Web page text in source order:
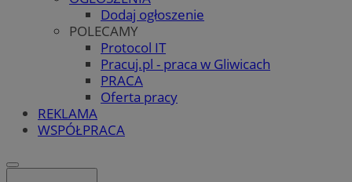
Dodaj ogłoszenie
POLECAMY
Protocol IT
Pracuj.pl - praca w Gliwicach
PRACA
Oferta pracy
REKLAMA
WSPÓŁPRACA